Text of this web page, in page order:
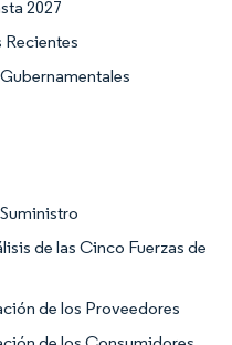
2027
Recientes
de las Cinco Fuerzas de
de los Proveedores